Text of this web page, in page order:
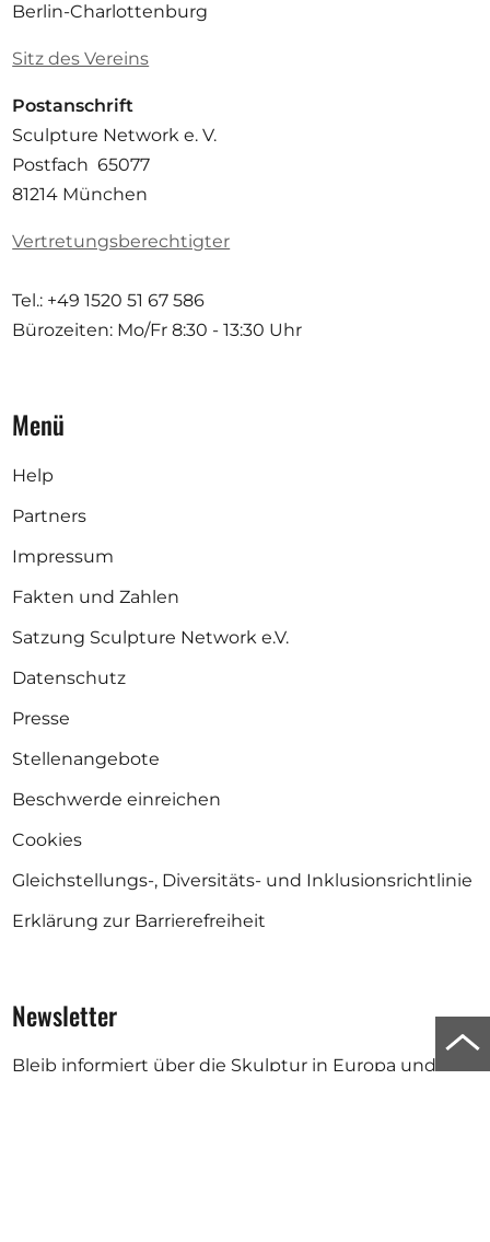
Berlin-Charlottenburg
Sitz des Vereins
Postanschrift
Sculpture Network e. V.
Postfach 65077
81214 München
Vertretungsberechtigter
Tel.: +49 1520 51 67 586
Bürozeiten: Mo/Fr 8:30 - 13:30 Uhr
Menü
Help
Partners
Impressum
Fakten und Zahlen
Satzung Sculpture Network e.V.
Datenschutz
Presse
Stellenangebote
Beschwerde einreichen
Cookies
Gleichstellungs-, Diversitäts- und Inklusionsrichtlinie
Erklärung zur Barrierefreiheit
Newsletter
Bleib informiert über die Skulptur in Europa und auf